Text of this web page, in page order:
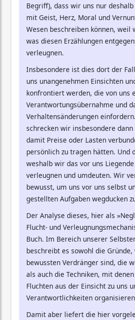
Begriff), dass wir uns nur
mit Geist, Herz, Moral und
Wesen beschreiben können, weil
was diesen Erzählungen
verleugnen.
Insbesondere ist dies dort der
uns unangenehmen Einsichten
konfrontiert werden, die von uns
Verantwortungsübernahme und
Verhaltensänderungen
schrecken wir insbesondere dann
damit Preise oder Lasten
persönlich zu tragen hätten. Und
weshalb wir das vor uns
verleugnen und umdeuten. Wir
bewusst, um uns vor uns selbst
gestellten Aufgaben wegducken
Der Analyse dieses, hier als
Flucht- und
Buch. Im Bereich unserer
beschreibt es sowohl die
bewussten Verdränger sind, die
als auch die Techniken, mit
Fluchten aus der Einsicht zu uns
Verantwortlichkeiten
Damit aber liefert die hier